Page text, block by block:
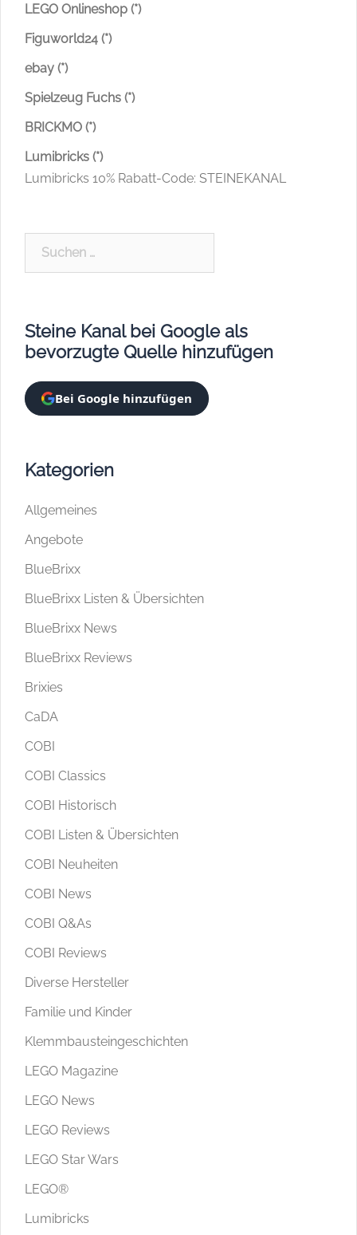
LEGO Onlineshop (*)
Figuworld24 (*)
ebay (*)
Spielzeug Fuchs (*)
BRICKMO (*)
Lumibricks (*)
Lumibricks 10% Rabatt-Code: STEINEKANAL
Steine Kanal bei Google als
bevorzugte Quelle hinzufügen
Bei Google hinzufügen
Kategorien
Allgemeines
Angebote
BlueBrixx
BlueBrixx Listen & Übersichten
BlueBrixx News
BlueBrixx Reviews
Brixies
CaDA
COBI
COBI Classics
COBI Historisch
COBI Listen & Übersichten
COBI Neuheiten
COBI News
COBI Q&As
COBI Reviews
Diverse Hersteller
Familie und Kinder
Klemmbausteingeschichten
LEGO Magazine
LEGO News
LEGO Reviews
LEGO Star Wars
LEGO®
Lumibricks